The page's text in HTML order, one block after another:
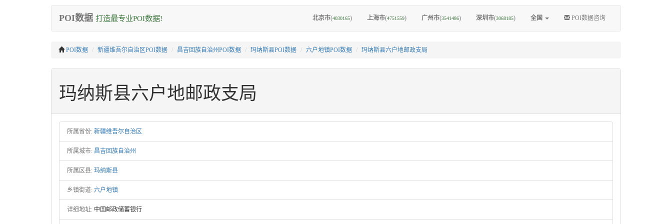
POI数据 打造最专业POI数据! 北京市(4030165) 上海市(4751559) 广州市(3541486) 深圳市(3068185) 全国 POI数据咨询
POI数据 新疆维吾尔自治区POI数据 昌吉回族自治州POI数据 玛纳斯县POI数据 六户地镇POI数据 玛纳斯县六户地邮政支局
玛纳斯县六户地邮政支局
所属省份: 新疆维吾尔自治区
所属城市: 昌吉回族自治州
所属区县: 玛纳斯县
乡镇街道: 六户地镇
详细地址: 中国邮政储蓄银行